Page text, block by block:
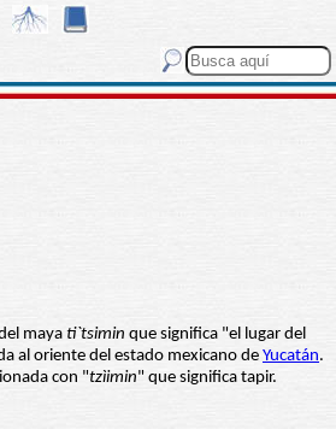
maya ti`tsimin que significa "el lugar del
al oriente del estado mexicano de Yucatán.
con "tzìimin" que significa tapir.